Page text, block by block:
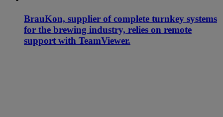
BrauKon, supplier of complete turnkey systems
for the brewing industry, relies on remote
support with TeamViewer.